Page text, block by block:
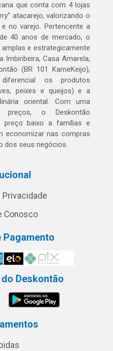
que conta com 4 lojas
atacarejo, valorizando o
no varejo. Pertencente a
40 anos de mercado, o
e estrategicamente
Imbiribeira, Casa Amarela,
(BR 101 KarneKeijo),
os produtos
peixes e queijos) e a
oriental. Com uma
preços, o Deskontão
preço baixo a famílias e
economizar nas compras
dos seus negócios.
Privacidade
Conosco
Pagamento
Deskontão